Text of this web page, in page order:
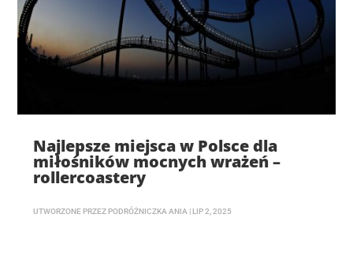
Najlepsze miejsca w Polsce dla
miłośników mocnych wrażeń –
rollercoastery
UTWORZONE PRZEZ PODRÓŻNICZKA ANIA | LIP 2, 2025